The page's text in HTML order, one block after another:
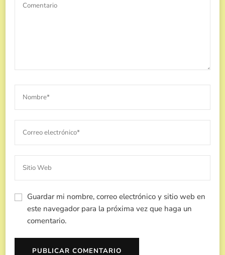
Guardar mi nombre, correo electrónico y sitio web en
este navegador para la próxima vez que haga un
comentario.